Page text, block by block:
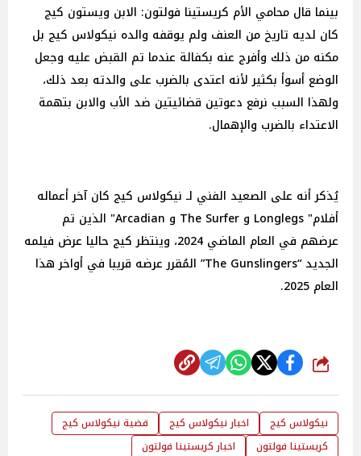
بينما قال محامي الأم كريستينا فولتون: الابن ويستون كيج
كان لديه تاريخ من العنف ولم يوقفه والده نيكولاس كيج بل
مكنه من ذلك وأفرج عنه بكفالة عندما تم القبض عليه وجعل
الوضع أسوأ بكثير لأنه اعتدى بالضرب على والدته بعد ذلك،
ولهذا السبب نرفع دعوتين قضائيتين ضد الأب والابن بتهمة
الاعتداء بالضرب والإهمال.
يُذكر أنه على الصعيد الفني لـ نيكولاس كيج كان آخر أعماله
أفلام" Longlegs و The Surfer و Arcadian" الذين تم
عرضهم في العام الماضي 2024، وينتظر كيج حاليا عرض فيلمه
الجديد “The Gunslingers” المُقرر عرضه قريبا في أواخر هذا
العام 2025.
شارك
نيكولاس كيج اخبار نيكولاس كيج
قضية نيكولاس كيج
كريستينا فولتون
اخبار كريستينا فولتون